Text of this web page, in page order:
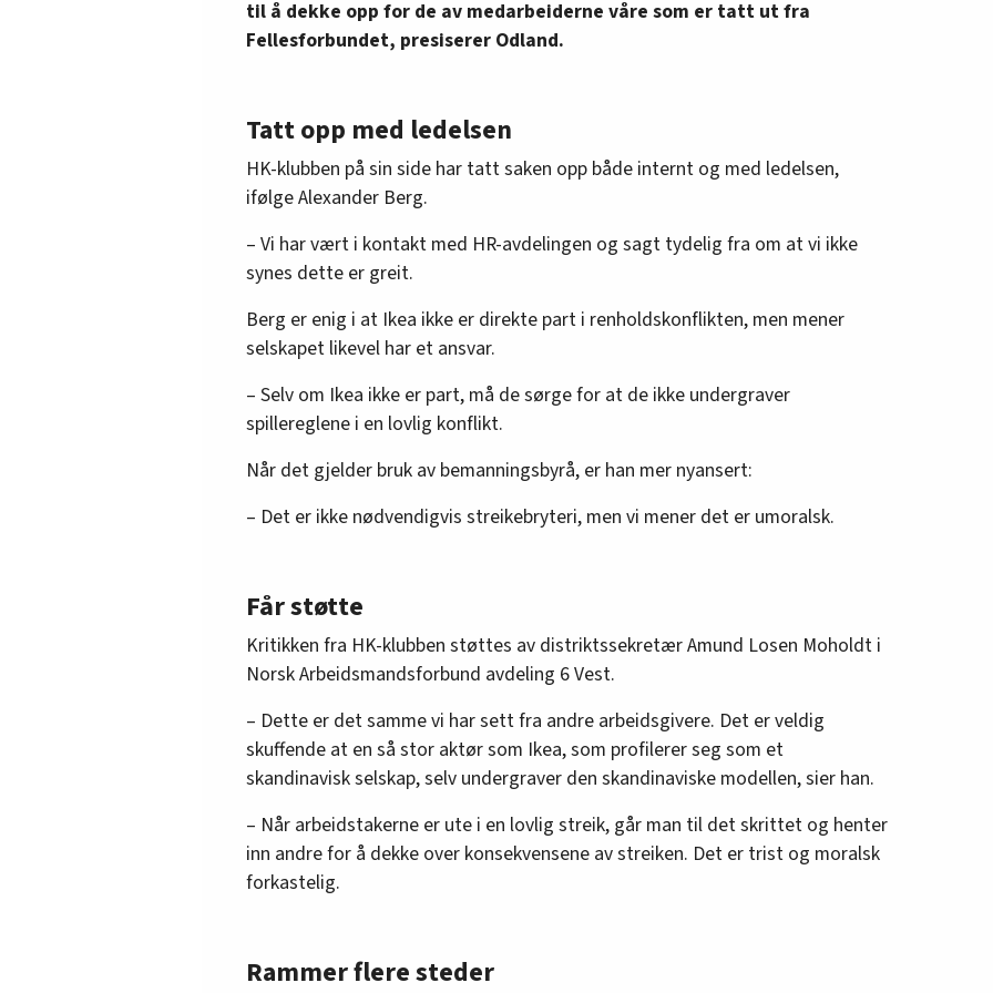
til å dekke opp for de av medarbeiderne våre som er tatt ut fra
Fellesforbundet, presiserer Odland.
Tatt opp med ledelsen
HK-klubben på sin side har tatt saken opp både internt og med ledelsen,
ifølge Alexander Berg.
– Vi har vært i kontakt med HR-avdelingen og sagt tydelig fra om at vi ikke
synes dette er greit.
Berg er enig i at Ikea ikke er direkte part i renholdskonflikten, men mener
selskapet likevel har et ansvar.
– Selv om Ikea ikke er part, må de sørge for at de ikke undergraver
spillereglene i en lovlig konflikt.
Når det gjelder bruk av bemanningsbyrå, er han mer nyansert:
– Det er ikke nødvendigvis streikebryteri, men vi mener det er umoralsk.
Får støtte
Kritikken fra HK-klubben støttes av distriktssekretær Amund Losen Moholdt i
Norsk Arbeidsmandsforbund avdeling 6 Vest.
– Dette er det samme vi har sett fra andre arbeidsgivere. Det er veldig
skuffende at en så stor aktør som Ikea, som profilerer seg som et
skandinavisk selskap, selv undergraver den skandinaviske modellen, sier han.
– Når arbeidstakerne er ute i en lovlig streik, går man til det skrittet og henter
inn andre for å dekke over konsekvensene av streiken. Det er trist og moralsk
forkastelig.
Rammer flere steder